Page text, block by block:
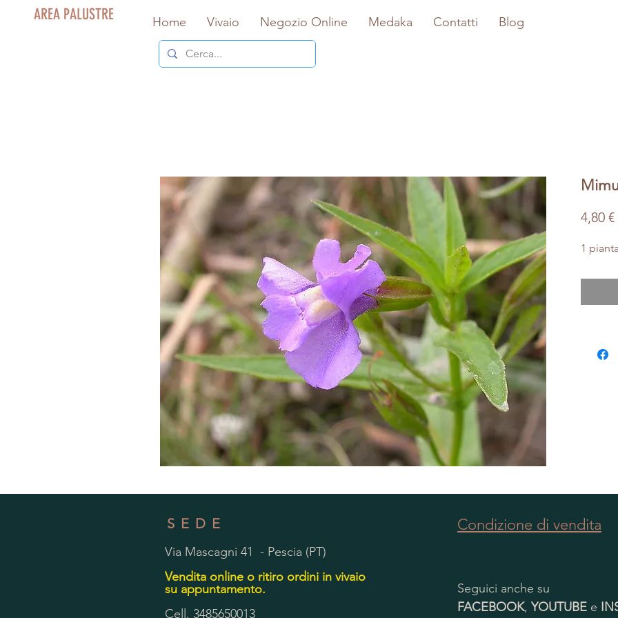
AREA PALUSTRE Home Vivaio Negozio Online Medaka Contatti Blog
4,80 €
1
SEDE
Via Mascagni 41 - Pescia (PT)
Vendita online o ritiro ordini in vivaio
su appuntamento.
Cell. 3485650013
Condizione di vendita
Seguici anche su
FACEBOOK,YOUTUBE e